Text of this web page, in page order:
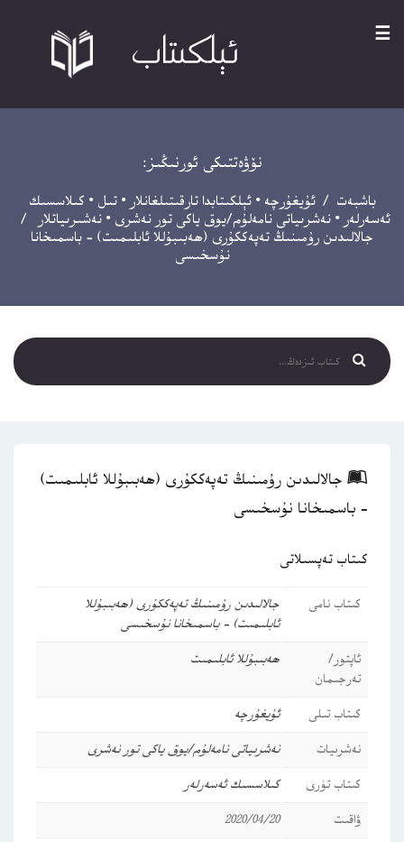
☰
نۆۋەتتىكى ئورنىڭىز:
باشبەت /ئۇيغۇرچە •ئېلكىتابدا تارقىتىلغانلار •تىل • كىلاسسىك
ئەسەرلەر • نەشرىياتى نامەلۇم/يوق ياكى تور نەشرى • نەشىرىياتلار /
جالالىدىن رۇمىنىڭ تەپەككۇرى (ھەبىبۇللا ئابلىمىت) – باسمىخانا
نۇسخىسى
جالالىدىن رۇمىنىڭ تەپەككۇرى (ھەبىبۇللا ئابلىمىت)
– باسمىخانا نۇسخىسى
كىتاب تەپسىلاتى
كىتاب نامى
جالالىدىن رۇمىنىڭ تەپەككۇرى (ھەبىبۇللا
ئابلىمىت) – باسمىخانا نۇسخىسى
ئاپتور/
تەرجىمان
ھەبىبۇللا ئابلىمىت
كىتاب تىلى
ئۇيغۇرچە
نەشرىيات
نەشرىياتى نامەلۇم/يوق ياكى تور نەشرى
كىتاب تۈرى
كىلاسسىك ئەسەرلەر
ۋاقىت
2020/04/20